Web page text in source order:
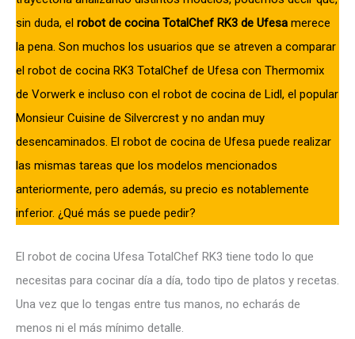
sin duda, el robot de cocina TotalChef RK3 de Ufesa merece
la pena. Son muchos los usuarios que se atreven a comparar
el robot de cocina RK3 TotalChef de Ufesa con Thermomix
de Vorwerk e incluso con el robot de cocina de Lidl, el popular
Monsieur Cuisine de Silvercrest y no andan muy
desencaminados. El robot de cocina de Ufesa puede realizar
las mismas tareas que los modelos mencionados
anteriormente, pero además, su precio es notablemente
inferior. ¿Qué más se puede pedir?
El robot de cocina Ufesa TotalChef RK3 tiene todo lo que
necesitas para cocinar día a día, todo tipo de platos y recetas.
Una vez que lo tengas entre tus manos, no echarás de
menos ni el más mínimo detalle.